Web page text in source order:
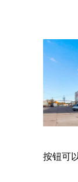
按钮可